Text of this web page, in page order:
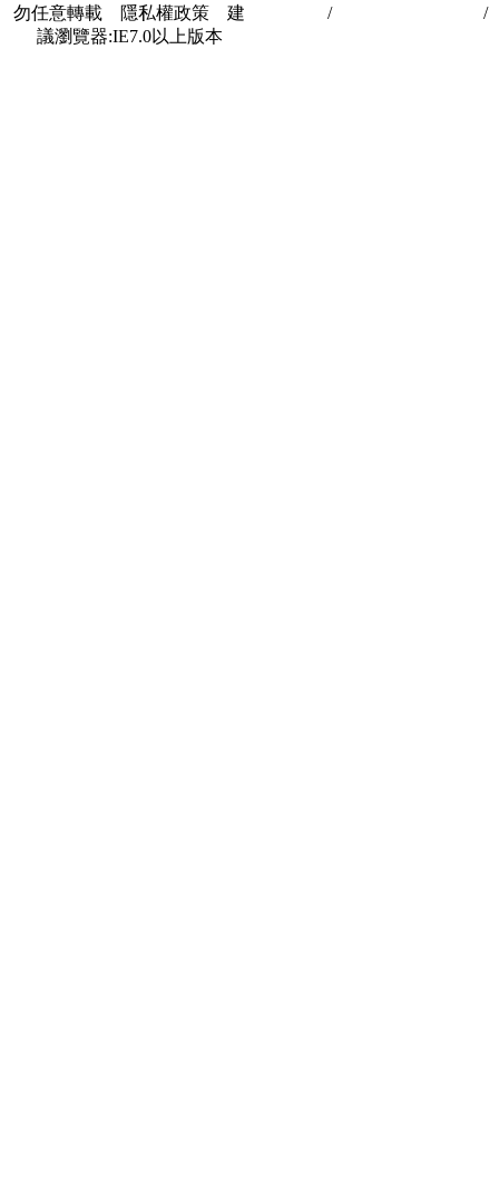
勿任意轉載 隱私權政策 建
議瀏覽器:IE7.0以上版本
/
/